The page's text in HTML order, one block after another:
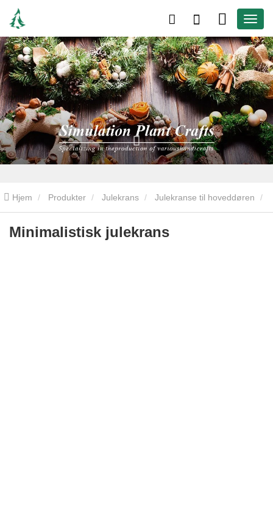
Hjem Produkter Julekrans Julekranse til hoveddøren
Minimalistisk julekrans
Minimalistisk julekrans